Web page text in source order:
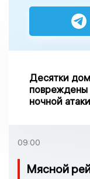
Десятки
повреждены
ночной
09:00
Мясной